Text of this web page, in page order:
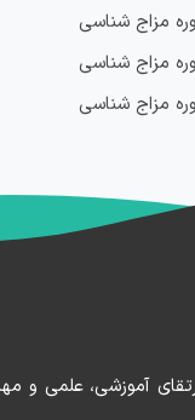
مزاج شناسی
مزاج شناسی
مزاج شناسی
آموزشی، علمی و